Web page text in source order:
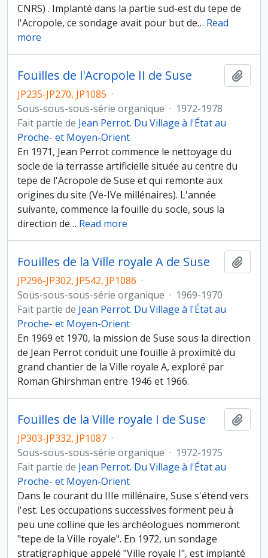
CNRS) . Implanté dans la partie sud-est du tepe de
l'Acropole, ce sondage avait pour but de… Read
more
Fouilles de l'Acropole II de Suse
JP235-JP270, JP1085 ·
Sous-sous-sous-série organique · 1972-1978
Fait partie de Jean Perrot. Du Village à l'État au
Proche- et Moyen-Orient
En 1971, Jean Perrot commence le nettoyage du
socle de la terrasse artificielle située au centre du
tepe de l'Acropole de Suse et qui remonte aux
origines du site (Ve-IVe millénaires). L'année
suivante, commence la fouille du socle, sous la
direction de… Read more
Fouilles de la Ville royale A de Suse
JP296-JP302, JP542, JP1086 ·
Sous-sous-sous-série organique · 1969-1970
Fait partie de Jean Perrot. Du Village à l'État au
Proche- et Moyen-Orient
En 1969 et 1970, la mission de Suse sous la direction
de Jean Perrot conduit une fouille à proximité du
grand chantier de la Ville royale A, exploré par
Roman Ghirshman entre 1946 et 1966.
Fouilles de la Ville royale I de Suse
JP303-JP332, JP1087 ·
Sous-sous-sous-série organique · 1972-1975
Fait partie de Jean Perrot. Du Village à l'État au
Proche- et Moyen-Orient
Dans le courant du IIIe millénaire, Suse s'étend vers
l'est. Les occupations successives forment peu à
peu une colline que les archéologues nommeront
"tepe de la Ville royale". En 1972, un sondage
stratigraphique appelé "Ville royale I", est implanté